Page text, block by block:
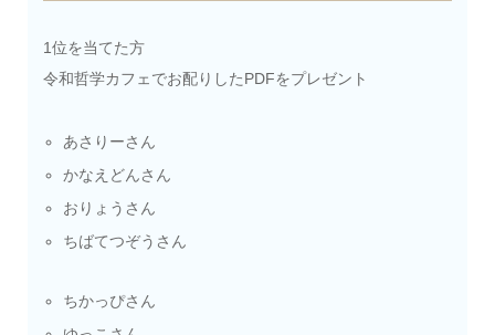
1位を当てた方
令和哲学カフェでお配りしたPDFをプレゼント
あさりーさん
かなえどんさん
おりょうさん
ちばてつぞうさん
ちかっぴさん